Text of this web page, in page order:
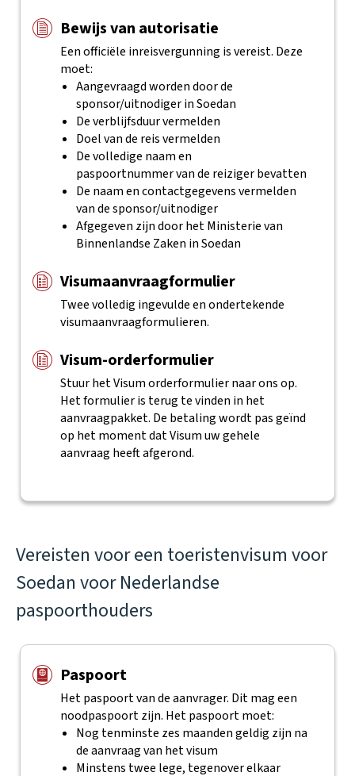
Bewijs van autorisatie
Een officiële inreisvergunning is vereist. Deze
moet:
Aangevraagd worden door de
sponsor/uitnodiger in Soedan
De verblijfsduur vermelden
Doel van de reis vermelden
De volledige naam en
paspoortnummer van de reiziger bevatten
De naam en contactgegevens vermelden
van de sponsor/uitnodiger
Afgegeven zijn door het Ministerie van
Binnenlandse Zaken in Soedan
Visumaanvraagformulier
Twee volledig ingevulde en ondertekende
visumaanvraagformulieren.
Visum-orderformulier
Stuur het Visum orderformulier naar ons op.
Het formulier is terug te vinden in het
aanvraagpakket. De betaling wordt pas geïnd
op het moment dat Visum uw gehele
aanvraag heeft afgerond.
Vereisten voor een toeristenvisum voor
Soedan voor Nederlandse
paspoorthouders
Paspoort
Het paspoort van de aanvrager. Dit mag een
noodpaspoort zijn. Het paspoort moet:
Nog tenminste zes maanden geldig zijn na
de aanvraag van het visum
Minstens twee lege, tegenover elkaar